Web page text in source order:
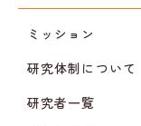
ミッション
研究体制について
研究者一覧